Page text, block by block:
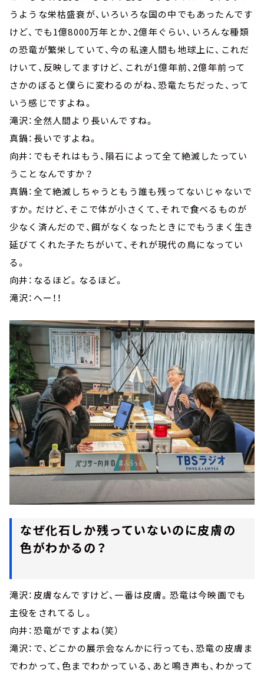
うような栄枯盛衰が、いろいろな国の中でもあったんです
けど、でも1億8000万年とか、2億年ぐらい、いろんな種類
の恐竜が繁栄していて、今の私達人間も地球上に、これだ
けいて、反映してますけど、これが1億年前、2億年前って
さかのぼると僕らに変わるのがね、恐竜たちだった、って
いう感じですよね。
滝沢：全然人間より長いんですね。
真鍋：長いですよね。
向井：でもそれはもう、隕石によって全て絶滅したってい
うことなんですか？
真鍋：全て絶滅しちゃうともう誰も残ってないじゃないで
すか。だけど、そこで体が小さくて、それで食べるものが
少なく済んだので、餌がなくなったときにでもうまく生き
延びてくれた子たちがいて、それが現代の鳥になってい
る。
向井：なるほど。なるほど。
滝沢：へー！！
なぜ化石しか残っていないのに皮膚の
色がわかるの？
滝沢：皮膚なんですけど、一番は皮膚。恐竜は今映画でも
主役をされてるし。
向井：恐竜がですよね（笑）
滝沢：で、どこかの展示会なんかに行っても、恐竜の皮膚ま
でわかって、色までわかっている、あと鳴き声も、わかって